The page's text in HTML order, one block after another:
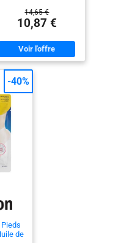
14,65 €
10,87 €
de
-40%